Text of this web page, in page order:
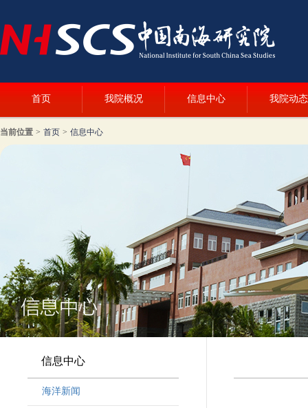
首页 我院概况 信息中心 我院动态
当前位置 > 首页 > 信息中心
信息中心
海洋新闻